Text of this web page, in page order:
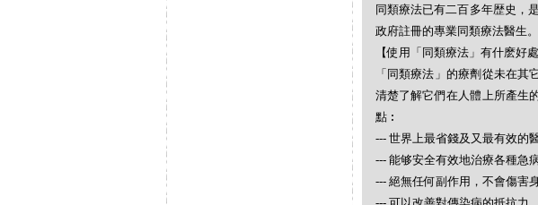
同類療法已有二百多年歴史，
政府註冊的專業同類療法醫生。
【使用「同類療法」有什麽好處
「同類療法」的療劑從未在
清楚了解它們在人體上所產生
點︰
--- 世界上最省錢及又最有效的
--- 能够安全有效地治療各種急
--- 絕無任何副作用，不會傷害